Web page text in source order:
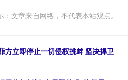
：文章来自网络，不代表本站观点。
方立即停止一切侵权挑衅 坚决捍卫